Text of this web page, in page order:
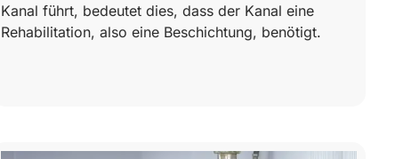
Kanal führt, bedeutet dies, dass der Kanal eine
Rehabilitation, also eine Beschichtung, benötigt.